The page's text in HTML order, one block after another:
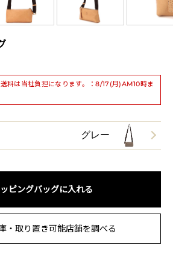
料は当社負担になります。：8/17(月)AM10時ま
グレー
ピングバッグに入れる
・取り置き可能店舗を調べる